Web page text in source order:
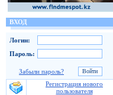
ВХОД
Логин:
Пароль:
Забыли пароль?
Регистрация нового
пользователя